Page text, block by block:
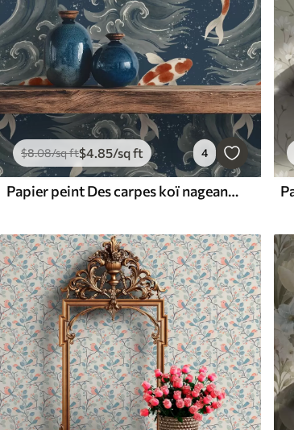
$8.08/sq ft$4.85/sq ft 4
Papier peint Des carpes koï nageant parmi les vagues spectaculaires de l'océan